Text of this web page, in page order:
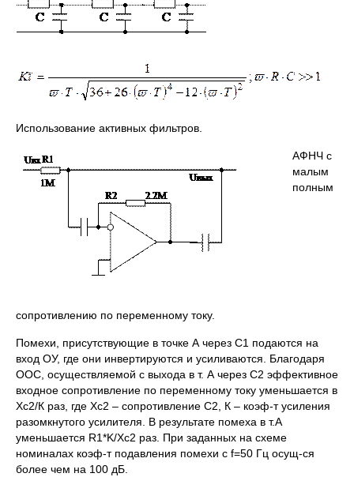
Использование активных фильтров.
АФНЧ с
малым
полным
сопротивлению по переменному току.
Помехи, присутствующие в точке А через С1 подаются на
вход ОУ, где они инвертируются и усиливаются. Благодаря
ООС, осуществляемой с выхода в т. А через С2 эффективное
входное сопротивление по переменному току уменьшается в
Хс2/К раз, где Хс2 – сопротивление С2, К – коэф-т усиления
разомкнутого усилителя. В результате помеха в т.А
уменьшается R1*K/Хс2 раз. При заданных на схеме
номиналах коэф-т подавления помехи с f=50 Гц осущ-ся
более чем на 100 дБ.